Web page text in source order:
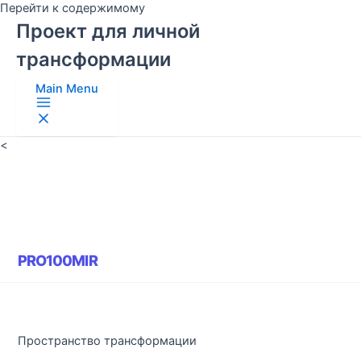
Перейти к содержимому
Проект для личной
трансформации
Main Menu
<
PRO100MIR
Пространство трансформации